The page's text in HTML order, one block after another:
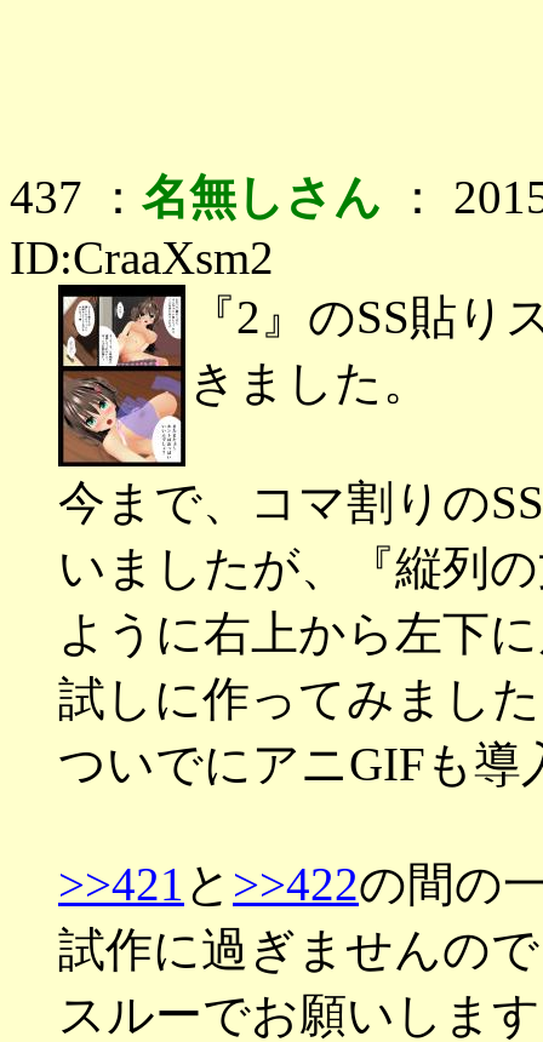
437 ： 名無しさん ：
ID:CraaXsm2
『2』のSS貼
きました。
今まで、コマ割りの
いましたが、『縦列
ように右上から左下
試しに作ってみまし
ついでにアニGIFも導
>>421 と >>422の間の
試作に過ぎませんの
スルーでお願いしま